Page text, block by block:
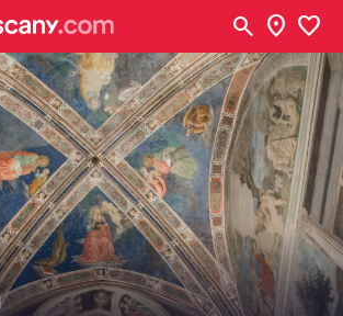
search location_on favorite